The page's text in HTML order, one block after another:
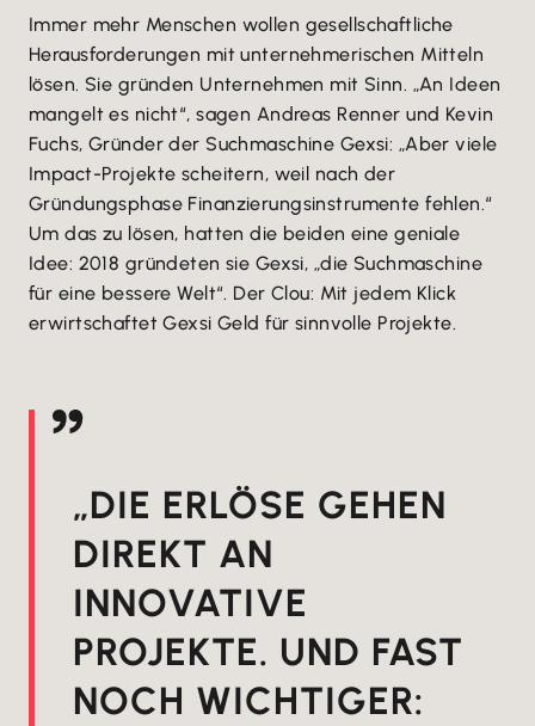
Immer mehr Menschen wollen gesellschaftliche
Herausforderungen mit unternehmerischen Mitteln
lösen. Sie gründen Unternehmen mit Sinn. „An Ideen
mangelt es nicht“, sagen Andreas Renner und Kevin
Fuchs, Gründer der Suchmaschine Gexsi: „Aber viele
Impact-Projekte scheitern, weil nach der
Gründungsphase Finanzierungsinstrumente fehlen.“
Um das zu lösen, hatten die beiden eine geniale
Idee: 2018 gründeten sie Gexsi, „die Suchmaschine
für eine bessere Welt“. Der Clou: Mit jedem Klick
erwirtschaftet Gexsi Geld für sinnvolle Projekte.
„DIE ERLÖSE GEHEN
DIREKT AN
INNOVATIVE
PROJEKTE. UND FAST
NOCH WICHTIGER: